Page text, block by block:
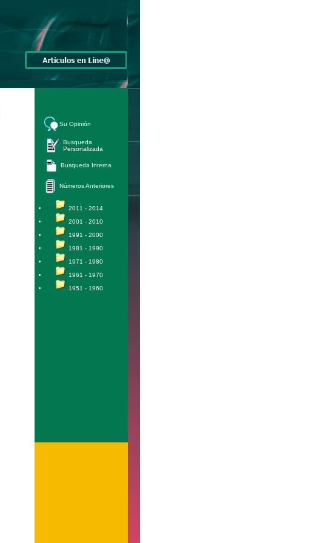
Su Opinión
Busqueda
Personalizada
Busqueda Interna
Números Anteriores
2011 - 2014
2001 - 2010
1991 - 2000
1981 - 1990
1971 - 1980
1961 - 1970
1951 - 1960